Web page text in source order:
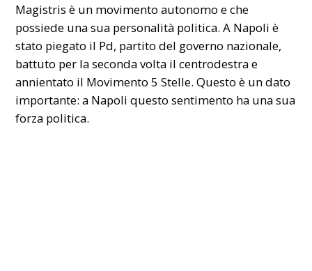
Magistris è un movimento autonomo e che
possiede una sua personalità politica. A Napoli è
stato piegato il Pd, partito del governo nazionale,
battuto per la seconda volta il centrodestra e
annientato il Movimento 5 Stelle. Questo è un dato
importante: a Napoli questo sentimento ha una sua
forza politica.